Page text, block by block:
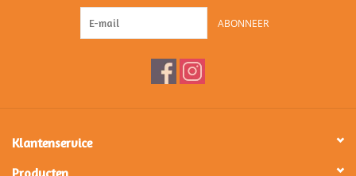
ABONNEER
Klantenservice